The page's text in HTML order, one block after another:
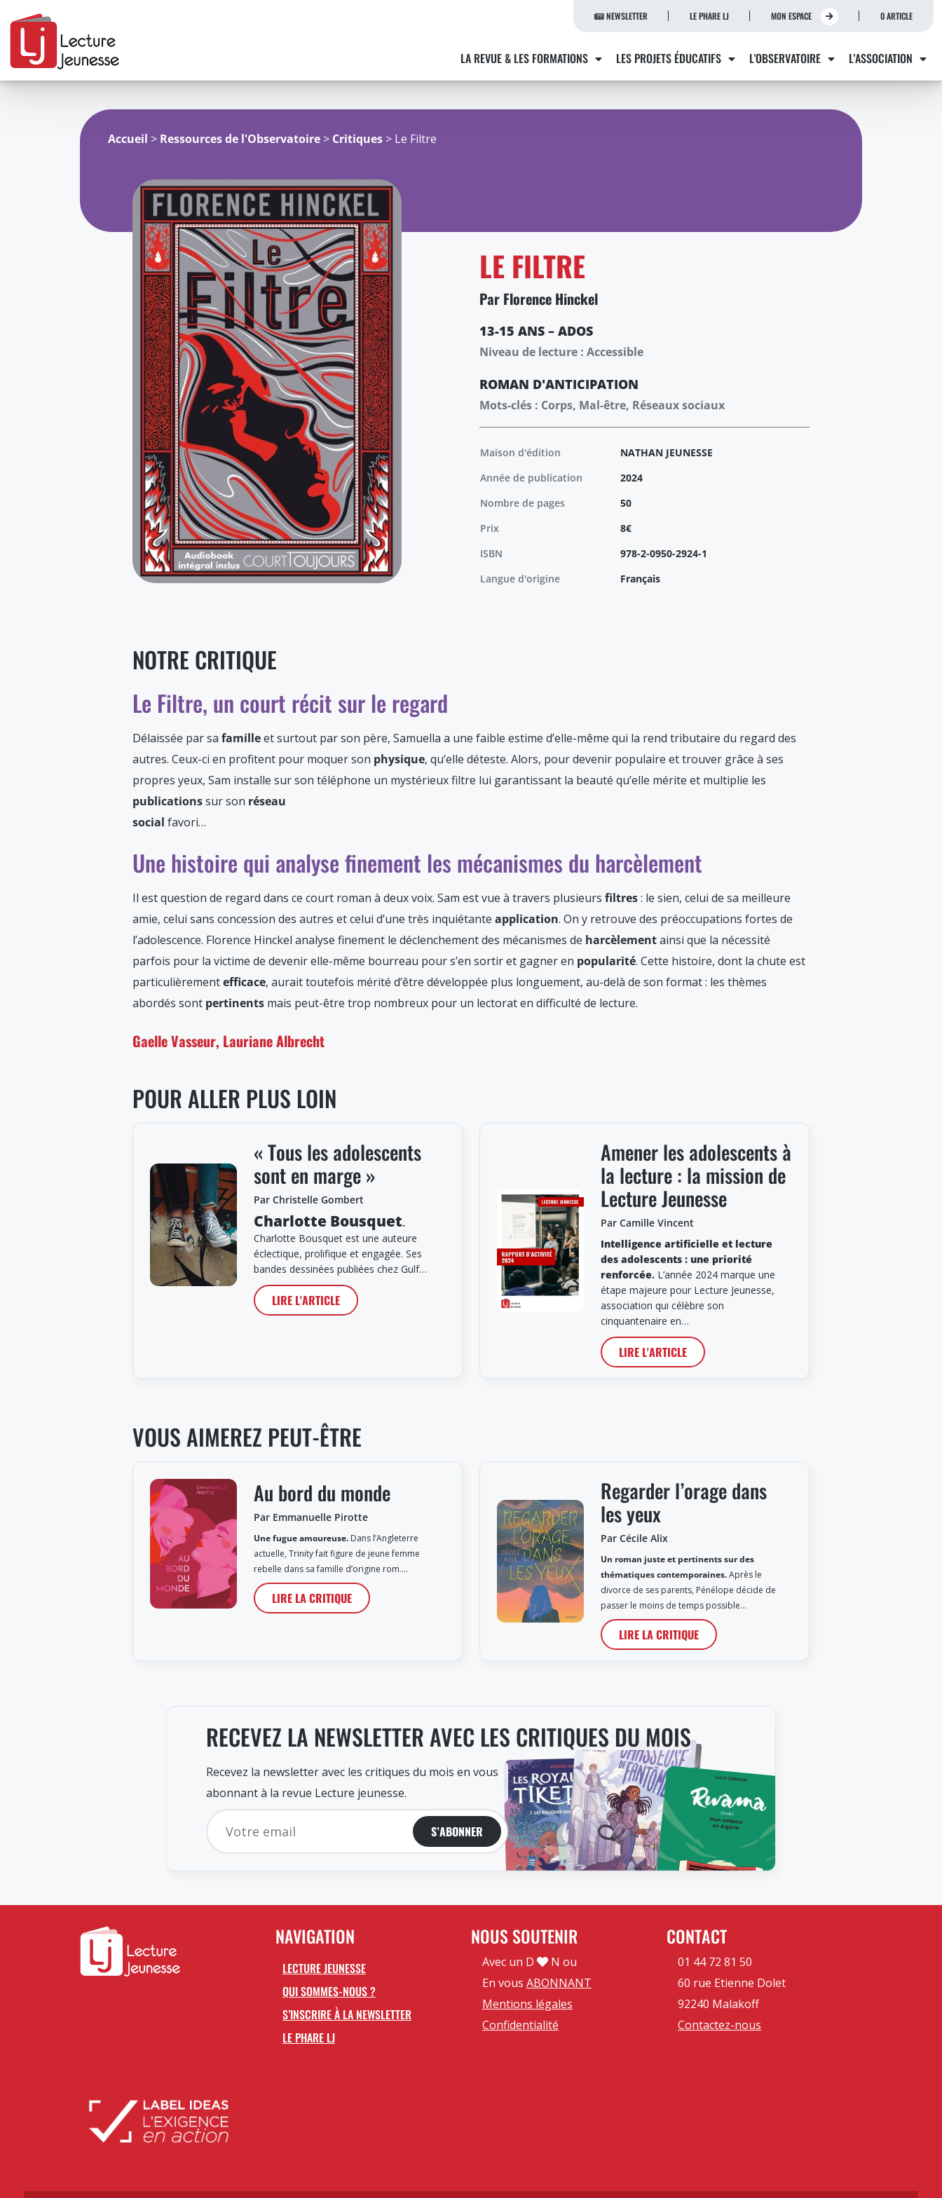
Aller
NEWSLETTER LE PHARE LJ MON ESPACE 0 ARTICLE
LA REVUE & LES FORMATIONS LES PROJETS ÉDUCATIFS L’OBSERVATOIRE L’ASSOCIATION
Accueil > Ressources de l'Observatoire > Critiques > Le Filtre
LE FILTRE
Par Florence Hinckel
13-15 ANS – ADOS
Niveau de lecture : Accessible
ROMAN D'ANTICIPATION
Mots-clés : Corps, Mal-être, Réseaux sociaux
Maison d'édition
NATHAN JEUNESSE
Année de publication
2024
Nombre de pages
50
Prix
8€
ISBN
978-2-0950-2924-1
Langue d'origine
Français
NOTRE CRITIQUE
Le Filtre, un court récit sur le regard
Délaissée par sa familleet surtout par son père, Samuella a une faible estime d’elle-même qui la rend tributaire du regard des
autres. Ceux-ci en profitent pour moquer son physique, qu’elle déteste. Alors, pour devenir populaire et trouver grâce à ses
propres yeux, Sam installe sur son téléphone un mystérieux filtre lui garantissant la beauté qu’elle mérite et multiplie les
publicationssur son réseau
social favori…
Une histoire qui analyse finement les mécanismes du harcèlement
Il est question de regard dans ce court roman à deux voix. Sam est vue à travers plusieurs filtres: le sien, celui de sa meilleure
amie, celui sans concession des autres et celui d’une très inquiétante application. On y retrouve des préoccupations fortes de
l’adolescence. Florence Hinckel analyse finement le déclenchement des mécanismes de harcèlementainsi que la nécessité
parfois pour la victime de devenir elle-même bourreau pour s’en sortir et gagner en popularité. Cette histoire, dont la chute est
particulièrementefficace, aurait toutefois mérité d’être développée plus longuement, au-delà de son format : les thèmes
abordés sont pertinents mais peut-être trop nombreux pour un lectorat en difficulté de lecture.
Gaelle Vasseur, Lauriane Albrecht
POUR ALLER PLUS LOIN
« Tous les adolescents
sont en marge »
Par Christelle Gombert
Charlotte Bousquet.
Charlotte Bousquet est une auteure
éclectique, prolifique et engagée. Ses
bandes dessinées publiées chez Gulf…
LIRE L'ARTICLE
Amener les adolescents à
la lecture : la mission de
Lecture Jeunesse
Par Camille Vincent
Intelligence artificielle et lecture
des adolescents : une priorité
renforcée. L’année 2024 marque une
étape majeure pour Lecture Jeunesse,
association qui célèbre son
cinquantenaire en…
LIRE L'ARTICLE
VOUS AIMEREZ PEUT-ÊTRE
Au bord du monde
Par Emmanuelle Pirotte
Une fugue amoureuse. Dans l’Angleterre
actuelle, Trinity fait figure de jeune femme
rebelle dans sa famille d’origine rom.…
LIRE LA CRITIQUE
Regarder l’orage dans
les yeux
Par Cécile Alix
Un roman juste et pertinents sur des
thématiques contemporaines.Après le
divorce de ses parents, Pénélope décide de
passer le moins de temps possible…
LIRE LA CRITIQUE
RECEVEZ LA NEWSLETTER AVEC LES CRITIQUES DU MOIS
Recevez la newsletter avec les critiques du mois en vous
abonnant à la revue Lecture jeunesse.
S’ABONNER
NAVIGATION
LECTURE JEUNESSE
QUI SOMMES-NOUS ?
S’INSCRIRE À LA NEWSLETTER
LE PHARE LJ
NOUS SOUTENIR
Avec un D
N ou
En vous ABONNANT
Mentions légales
Confidentialité
CONTACT
01 44 72 81 50
60 rue Etienne Dolet
92240 Malakoff
Contactez-nous